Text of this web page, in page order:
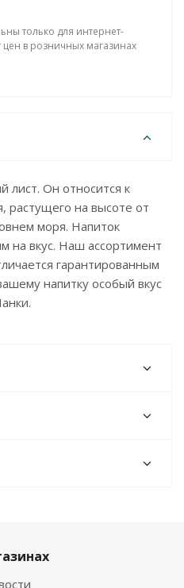
только для интернет-
цен в розничных магазинах
лист. Он относится к
растущего на высоте от
моря. Напиток
на вкус. Наш ассортимент
гарантированным
напитку особый вкус